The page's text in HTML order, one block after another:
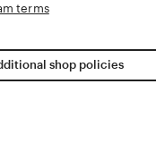
terms
shop policies